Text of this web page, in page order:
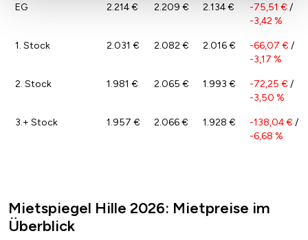
EG 2.214 € 2.209 € 2.134 € -75,51 € /
-3,42 %
1. Stock 2.031 € 2.082 € 2.016 € -66,07 € /
-3,17 %
2. Stock 1.981 € 2.065 € 1.993 € -72,25 € /
-3,50 %
3.+ Stock 1.957 € 2.066 € 1.928 € -138,04 € /
-6,68 %
Mietspiegel Hille 2026: Mietpreise im
Überblick